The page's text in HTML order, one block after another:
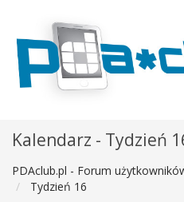
Kalendarz - Tydzień
PDAclub.pl - Forum
Tydzień 16